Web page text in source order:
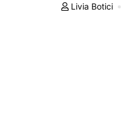
Livia Botici